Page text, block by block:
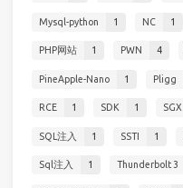
Mysql-python 1 NC 1
PHP网站 1 PWN 4
PineApple-Nano 1 Pligg
RCE 1 SDK 1 SGX
SQL注入 1 SSTI 1
Sql注入 1 Thunderbolt 3